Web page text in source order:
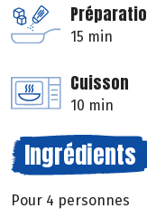
15 min
Cuisson
10 min
Ingrédients
Pour 4 personnes